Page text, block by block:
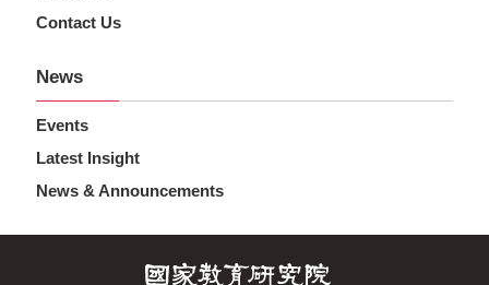
Contact Us
News
Events
Latest Insight
News & Announcements